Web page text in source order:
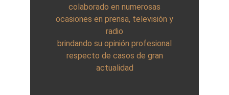
colaborado en numerosas
ocasiones en prensa, televisión y
radio
brindando su opinión profesional
respecto de casos de gran
actualidad